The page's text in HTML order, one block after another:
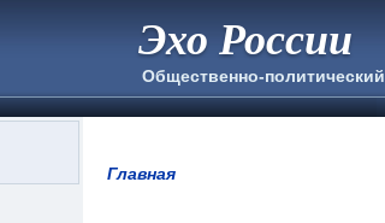
Эхо России
Общественно-
Главная